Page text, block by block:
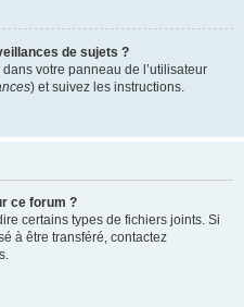
de sujets ?
votre panneau de l’utilisateur
) et suivez les instructions.
ce forum ?
certains types de fichiers joints. Si
à être transféré, contactez